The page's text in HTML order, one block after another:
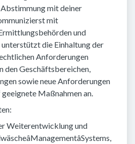
mit deiner
mit
und
die Einhaltung der
Anforderungen
den Geschäftsbereichen,
sowie neue Anforderungen
Maßnahmen an.
Weiterentwicklung und